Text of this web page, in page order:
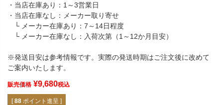
・当店在庫あり：1～3営業日
・当店在庫なし：メーカー取り寄せ
└ メーカー在庫あり：7～14日程度
└ メーカー在庫なし：入荷次第（1～12か月目安）
※発送目安は参考情報です。実際の発送時期はご注文後に改めて
ご案内いたします。
販売価格 ¥9,680税込
[ 88 ポイント進呈 ]